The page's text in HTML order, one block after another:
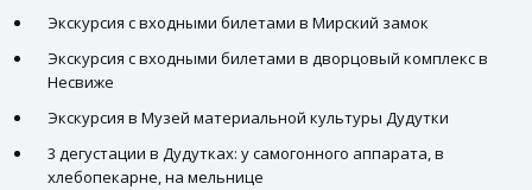
Экскурсия с входными билетами в Мирский замок
Экскурсия с входными билетами в дворцовый комплекс в
Несвиже
Экскурсия в Музей материальной культуры Дудутки
3 дегустации в Дудутках: у самогонного аппарата, в
хлебопекарне, на мельнице